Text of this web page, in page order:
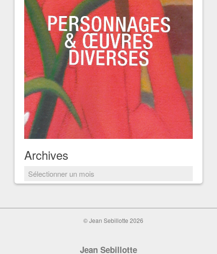
Archives
Archives
© Jean Sebillotte 2026
Jean Sebillotte